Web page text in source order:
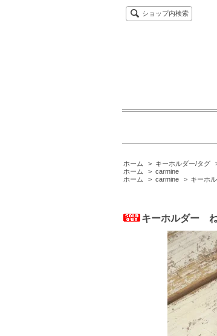
ショップ内検索
ホーム > キーホルダー/タグ
ホーム
> carmine
ホーム
> carmine > キーホ
キーホルダー